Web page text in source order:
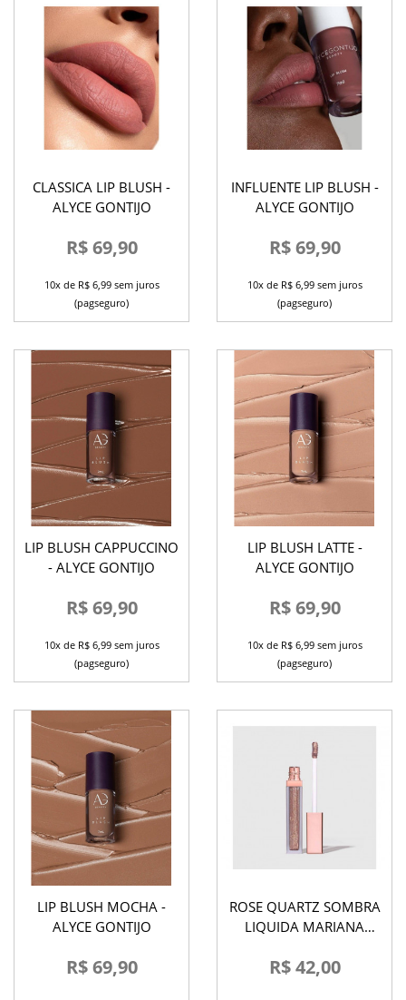
CLASSICA LIP BLUSH -
ALYCE GONTIJO
R$ 69,90
10x de R$ 6,99 sem juros
(pagseguro)
INFLUENTE LIP BLUSH -
ALYCE GONTIJO
R$ 69,90
10x de R$ 6,99 sem juros
(pagseguro)
LIP BLUSH CAPPUCCINO
- ALYCE GONTIJO
R$ 69,90
10x de R$ 6,99 sem juros
(pagseguro)
LIP BLUSH LATTE -
ALYCE GONTIJO
R$ 69,90
10x de R$ 6,99 sem juros
(pagseguro)
LIP BLUSH MOCHA -
ALYCE GONTIJO
R$ 69,90
ROSE QUARTZ SOMBRA
LIQUIDA MARIANA
R$ 42,00